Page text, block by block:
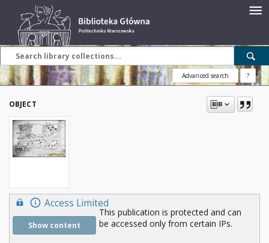
Advanced search ?
OBJECT
Access Limited
Show content
This publication is protected and can
be accessed only from certain IPs.